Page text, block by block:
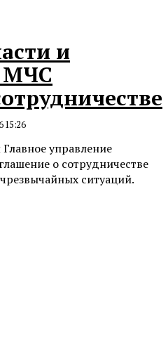
и
МЧС
15:26
управление
о сотрудничестве
ситуаций.